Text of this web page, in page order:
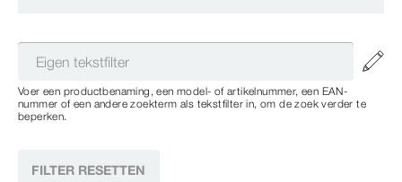
Voer een productbenaming, een model- of artikelnummer, een EAN-
nummer of een andere zoekterm als tekstfilter in, om de zoek verder te
beperken.
FILTER RESETTEN